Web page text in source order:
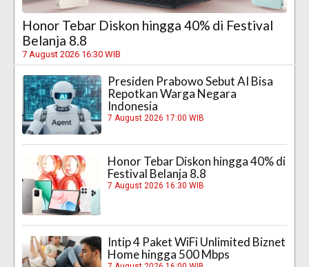
Honor Tebar Diskon hingga 40% di Festival
Belanja 8.8
7 August 2026 16:30 WIB
Presiden Prabowo Sebut AI Bisa
Repotkan Warga Negara
Indonesia
7 August 2026 17:00 WIB
Honor Tebar Diskon hingga 40% di
Festival Belanja 8.8
7 August 2026 16:30 WIB
Intip 4 Paket WiFi Unlimited Biznet
Home hingga 500 Mbps